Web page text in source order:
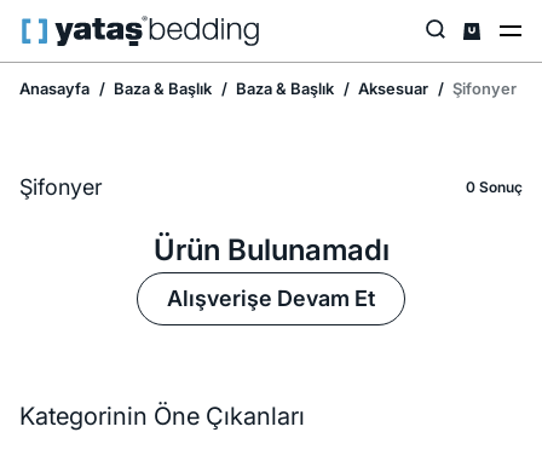
Anasayfa Baza & Başlık Baza & Başlık Aksesuar Şifonyer
Şifonyer 0 Sonuç
Ürün Bulunamadı
Alışverişe Devam Et
Kategorinin Öne Çıkanları